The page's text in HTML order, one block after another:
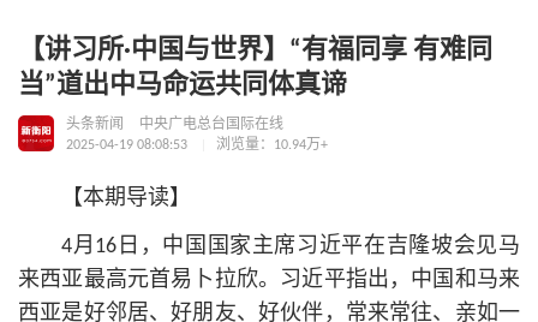
【讲习所·中国与世界】“有福同享 有难同
当”道出中马命运共同体真谛
头条新闻
中央广电总台国际在线
2025-04-19 08:08:53
浏览量：10.94万+
【本期导读】
4月16日，中国国家主席习近平在吉隆坡会见马
来西亚最高元首易卜拉欣。习近平指出，中国和马来
西亚是好邻居、好朋友、好伙伴，常来常往、亲如一